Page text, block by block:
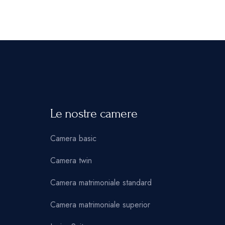
Le nostre camere
Camera basic
Camera twin
Camera matrimoniale standard
Camera matrimoniale superior